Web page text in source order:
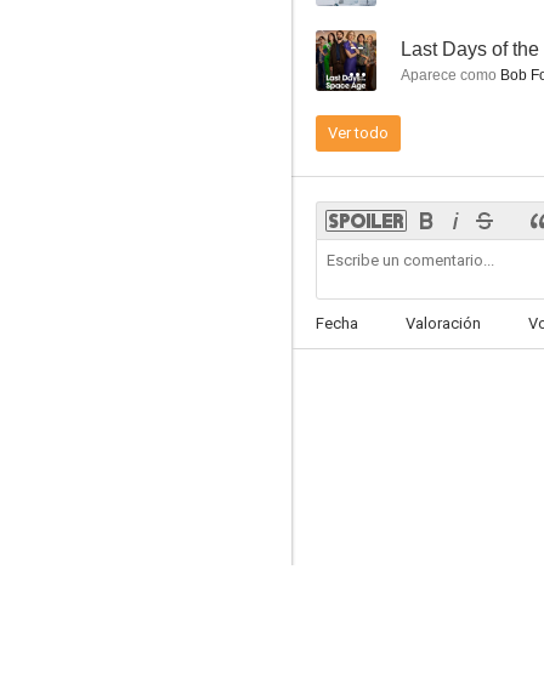
6.7
-- Last Days of
Aparece como Bob
Ver todo
Fecha Valoración